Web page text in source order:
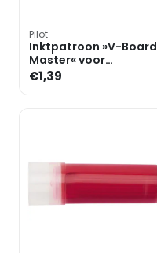
Pilot
Inktpatroon »V-Board
Master« voor
whiteboard markers
€1,39